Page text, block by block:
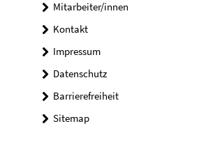
Mitarbeiter/innen
Kontakt
Impressum
Datenschutz
Barrierefreiheit
Sitemap